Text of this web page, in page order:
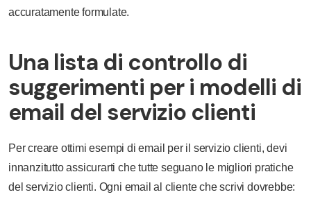
accuratamente formulate.
Una lista di controllo di
suggerimenti per i modelli di
email del servizio clienti
Per creare ottimi esempi di email per il servizio clienti, devi
innanzitutto assicurarti che tutte seguano le migliori pratiche
del servizio clienti. Ogni email al cliente che scrivi dovrebbe: